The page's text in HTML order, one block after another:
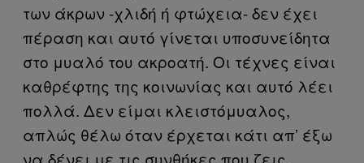
των άκρων -χλιδή ή φτώχεια- δεν έχει
πέραση και αυτό γίνεται υποσυνείδητα
στο μυαλό του ακροατή. Οι τέχνες είναι
καθρέφτης της κοινωνίας και αυτό λέει
πολλά. Δεν είμαι κλειστόμυαλος,
απλώς θέλω όταν έρχεται κάτι απ’ έξω
να δένει με τις συνθήκες που ζεις.